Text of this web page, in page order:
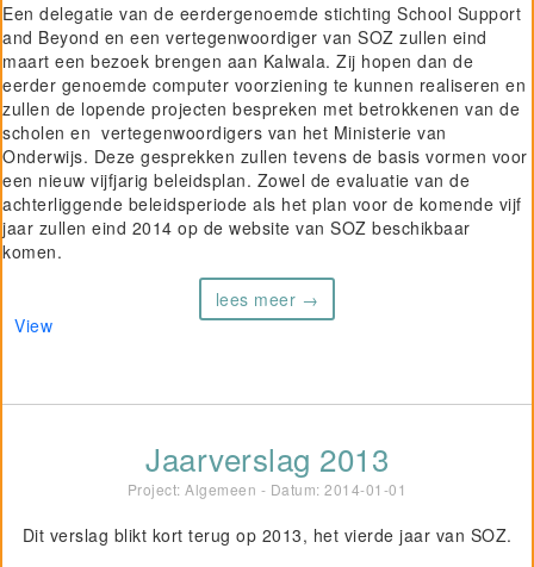
Een delegatie van de eerdergenoemde stichting School Support
and Beyond en een vertegenwoordiger van SOZ zullen eind
maart een bezoek brengen aan Kalwala. Zij hopen dan de
eerder genoemde computer voorziening te kunnen realiseren en
zullen de lopende projecten bespreken met betrokkenen van de
scholen en vertegenwoordigers van het Ministerie van
Onderwijs. Deze gesprekken zullen tevens de basis vormen voor
een nieuw vijfjarig beleidsplan. Zowel de evaluatie van de
achterliggende beleidsperiode als het plan voor de komende vijf
jaar zullen eind 2014 op de website van SOZ beschikbaar
komen.
lees meer →
View
Jaarverslag 2013
Project: Algemeen - Datum:2014-01-01
Dit verslag blikt kort terug op 2013, het vierde jaar van SOZ.